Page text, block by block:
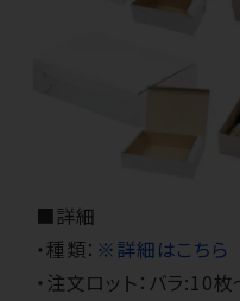
■詳細
・種類： ※詳細はこちら
・注文ロット：バラ:10